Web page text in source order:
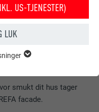
smukt dit hus tager
facade.
US-TJENESTER)
LUK